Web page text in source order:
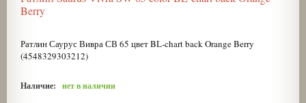
Berry
Ратлин Саурус Вивра СВ 65 цвет BL-chart back Orange Berry
(4548329303212)
Наличие: нет в наличии